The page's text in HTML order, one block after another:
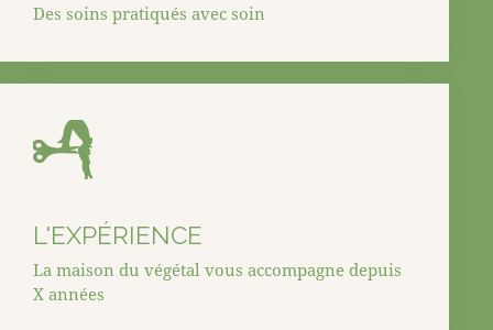
Des soins pratiqués avec soin
L'EXPÉRIENCE
La maison du végétal vous accompagne depuis
X années